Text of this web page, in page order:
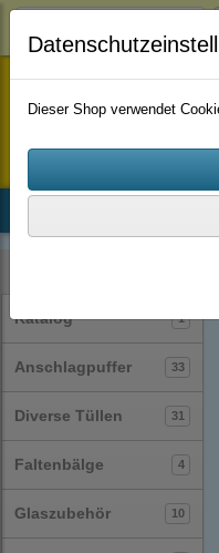
Katalog 1
Anschlagpuffer 33
Diverse Tüllen 31
Faltenbälge 4
Glaszubehör 10
Dieser Shop verwendet